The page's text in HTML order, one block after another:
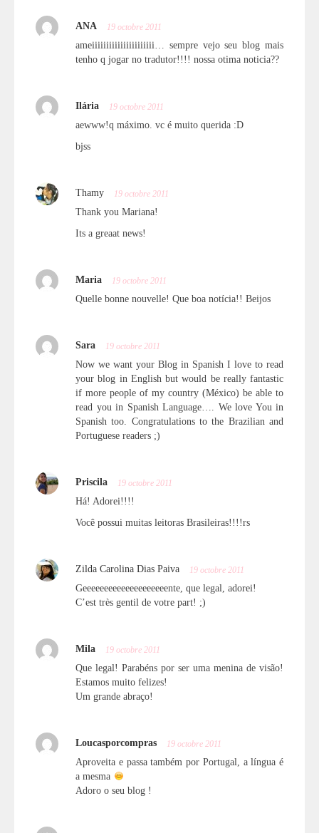
ANA 19 octobre 2011
ameiiiiiiiiiiiiiiiiiiiiii… sempre vejo seu blog mais
tenho q jogar no tradutor!!!! nossa otima noticia??
Ilária 19 octobre 2011
aewww!q máximo. vc é muito querida :D
bjss
Thamy 19 octobre 2011
Thank you Mariana!
Its a greaat news!
Maria 19 octobre 2011
Quelle bonne nouvelle! Que boa notícia!! Beijos
Sara 19 octobre 2011
Now we want your Blog in Spanish I love to read
your blog in English but would be really fantastic
if more people of my country (México) be able to
read you in Spanish Language…. We love You in
Spanish too. Congratulations to the Brazilian and
Portuguese readers ;)
Priscila 19 octobre 2011
Há! Adorei!!!!
Você possui muitas leitoras Brasileiras!!!!rs
Zilda Carolina Dias Paiva 19 octobre 2011
Geeeeeeeeeeeeeeeeeeeente, que legal, adorei!
C’est très gentil de votre part! ;)
Mila 19 octobre 2011
Que legal! Parabéns por ser uma menina de visão!
Estamos muito felizes!
Um grande abraço!
Loucasporcompras 19 octobre 2011
Aproveita e passa também por Portugal, a língua é
a mesma
Adoro o seu blog !